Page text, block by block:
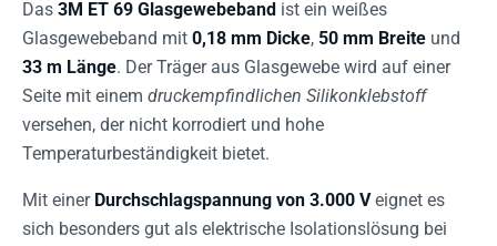
Das 3M ET 69 Glasgewebeband ist ein weißes
Glasgewebeband mit 0,18 mm Dicke, 50 mm Breite und
33 m Länge. Der Träger aus Glasgewebe wird auf einer
Seite mit einem druckempfindlichen Silikonklebstoff
versehen, der nicht korrodiert und hohe
Temperaturbeständigkeit bietet.
Mit einer Durchschlagspannung von 3.000 Veignet es
sich besonders gut als elektrische Isolationslösung bei